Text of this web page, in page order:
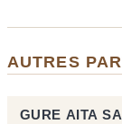
AUTRES
GURE AITA